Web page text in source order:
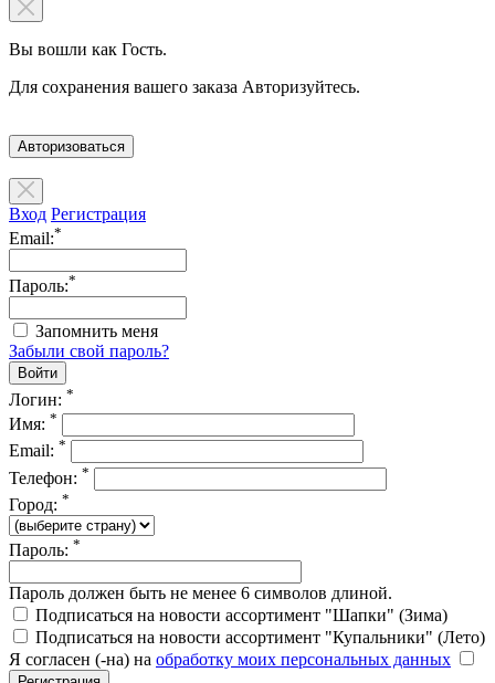
Вы вошли как Гость.
Для сохранения вашего заказа Авторизуйтесь.
Авторизоваться
Вход Регистрация
Email:*
Пароль:*
Запомнить меня
Забыли свой пароль?
Логин: *
Имя: *
Email: *
Телефон: *
Город: *
Пароль: *
Пароль должен быть не менее 6 символов длиной.
Подписаться на новости ассортимент "Шапки" (Зима)
Подписаться на новости ассортимент "Купальники" (Лето)
Я согласен (-на) на обработку моих персональных данных